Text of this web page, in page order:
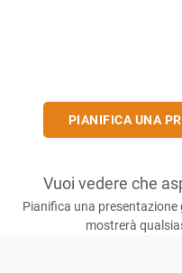
PIANIFICA UNA
Vuoi vedere che
Pianifica una
mostrerà